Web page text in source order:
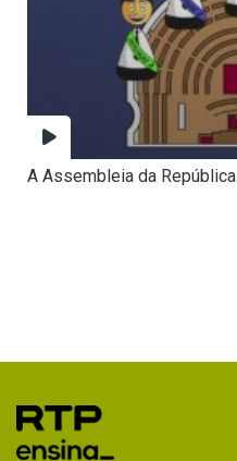
A Assembleia da República